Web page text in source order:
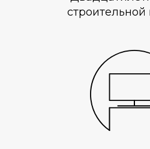
строительной